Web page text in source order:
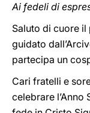
Ai fedeli di
Saluto di cuore
guidato
partecipa un
Cari fratelli e
celebrare l’Anno